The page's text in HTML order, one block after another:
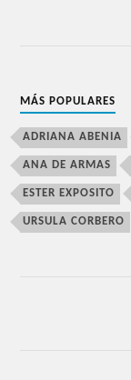
MÁS POPULARES
ADRIANA ABENIA
ANA DE ARMAS
ESTER EXPOSITO
URSULA CORBERO